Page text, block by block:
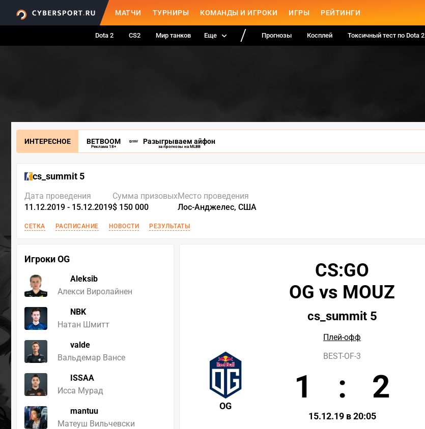
МАТЧИ ТУРНИРЫ КОМАНДЫ И ИГРОКИ ИГРЫ РЕЙТИНГИ
Dota 2 CS2 Мир танков Еще Прогнозы Косплей Токсичный тест по Dota 2
ИНТЕРЕСНОЕ BETBOOM
Реклама 18+
Разыгрываем айфон
за прогнозы на MLBB
cs_summit 5
Дата проведения
11.12.2019 - 15.12.2019
Сумма призовых
$ 150 000
Место проведения
Лос-Анджелес, США
СЕТКА РАСПИСАНИЕ НОВОСТИ РЕЗУЛЬТАТЫ
Игроки OG
Aleksib
Алекси Виролайнен
NBK
Натан Шмитт
valde
Вальдемар Вансе
ISSAA
Исса Мурад
mantuu
Матеуш Вильчевски
CS:GO
OG vs MOUZ
cs_summit 5
Плей-офф
OG
BEST-OF-3
1 : 2
15.12.19 в 20:05